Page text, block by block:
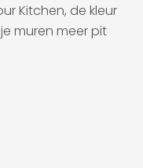
Kitchen, de kleur
muren meer pit